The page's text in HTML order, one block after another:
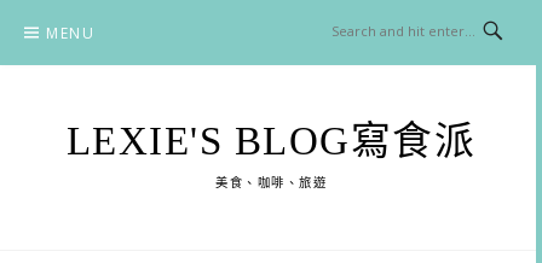
content
MENU
LEXIE'S BLOG寫食派
美食、咖啡、旅遊